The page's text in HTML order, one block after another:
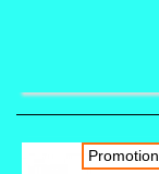
Promotion